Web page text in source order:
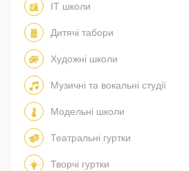
IT школи
Дитячі табори
Художні школи
Музичні та вокальні студії
Модельні школи
Театральні гуртки
Творчі гуртки